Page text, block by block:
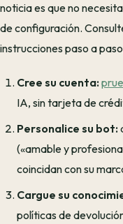
noticia es que no
de configuración.
instrucciones paso a
Cree su cuenta:
IA, sin tarjeta de
Personalice su bot:
(«amable y
coincidan con su
Cargue su
políticas de